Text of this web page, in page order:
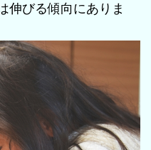
伸びる傾向にありま